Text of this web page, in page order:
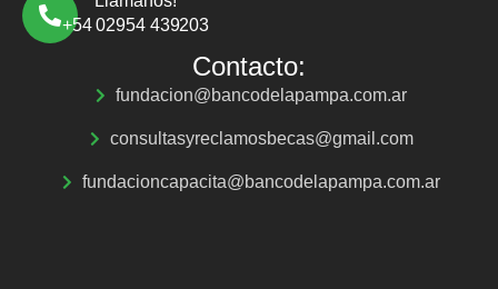
+54 02954 439203
Contacto:
fundacion@bancodelapampa.com.ar
consultasyreclamosbecas@gmail.com
fundacioncapacita@bancodelapampa.com.ar